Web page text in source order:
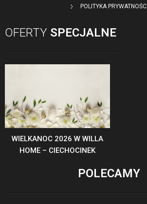
POLITYKA PRYWATNOŚCI
OFERTY SPECJALNE
WIELKANOC 2026 W WILLA
HOME – CIECHOCINEK
POLECAMY